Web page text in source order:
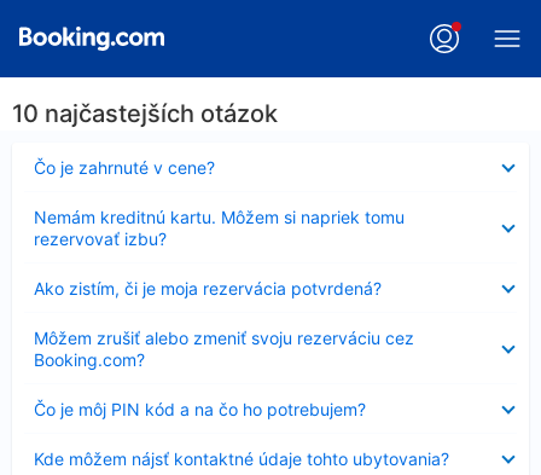
10 najčastejších otázok
Čo je zahrnuté v cene?
Nezobrazuje
sa
Nemám kreditnú kartu. Môžem si napriek tomu
rezervovať izbu?
sa
Ako zistím, či je moja rezervácia potvrdená?
sa
Môžem zrušiť alebo zmeniť svoju rezerváciu cez
Booking.com?
sa
Čo je môj PIN kód a na čo ho potrebujem?
Nezobrazuje
sa
Kde môžem nájsť kontaktné údaje tohto ubytovania?
sa